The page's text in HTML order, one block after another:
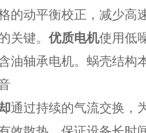
的动平衡校正，减少高
关键。优质电机使用低
油轴承电机。蜗壳结构
通过持续的气流交换，